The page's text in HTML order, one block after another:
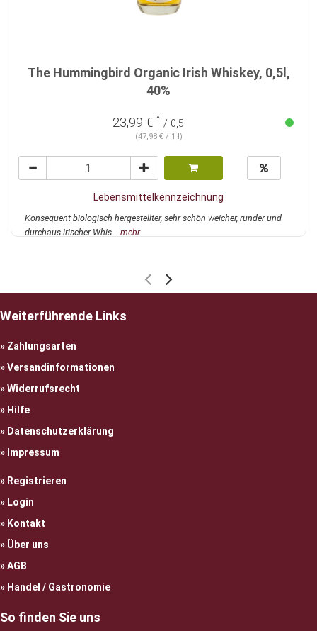
The Hummingbird Organic Irish Whiskey, 0,5l,
40%
23,99 € * / 0,5l
(47,98 € / 1 l)
Lebensmittelkennzeichnung
Konsequent biologisch hergestellter, sehr schön weicher, runder und
durchaus irischer Whis... mehr
Weiterführende Links
Zahlungsarten
Versandinformationen
Widerrufsrecht
Hilfe
Datenschutzerklärung
Impressum
Registrieren
Login
Kontakt
Über uns
AGB
Handel / Gastronomie
So finden Sie uns